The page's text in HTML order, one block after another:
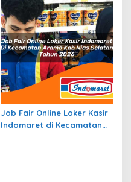
Tahun 2026
Job Fair Online Loker Kasir
Indomaret di Kecamatan